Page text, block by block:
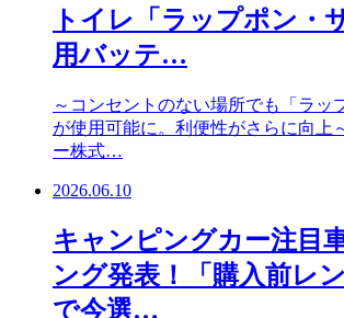
トイレ「ラップポン・
用バッテ…
～コンセントのない場所でも「ラッ
が使用可能に。利便性がさらに向上
ー株式…
2026.06.10
キャンピングカー注目
ング発表！「購入前レ
で今選…